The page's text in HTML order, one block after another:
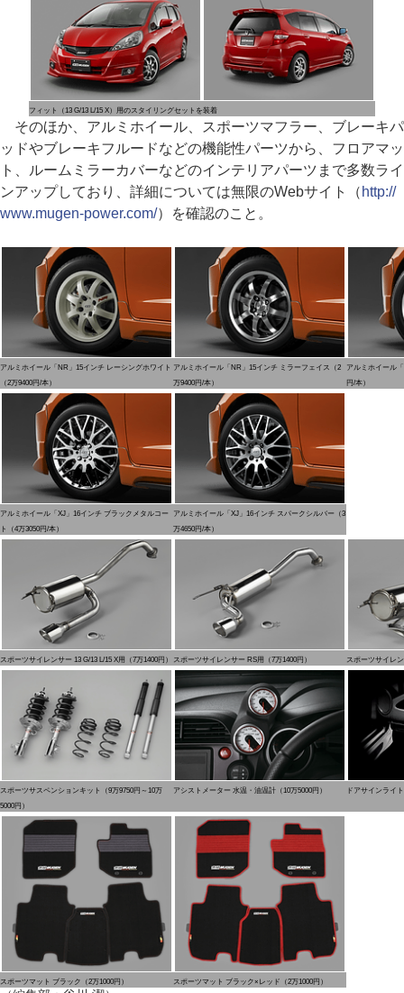
フィット（13 G/13 L/15 X）用のスタイリングセットを装着
そのほか、アルミホイール、スポーツマフラー、ブレーキパ
ッドやブレーキフルードなどの機能性パーツから、フロアマッ
ト、ルームミラーカバーなどのインテリアパーツまで多数ライ
ンアップしており、詳細については無限のWebサイト（ http://
www.mugen-power.com/）を確認のこと。
アルミホイール「NR」15インチ レーシングホワイト
（2万9400円/本）
アルミホイール「NR」15インチ ミラーフェイス（2
万9400円/本）
アルミホイール
円/本）
アルミホイール「XJ」16インチ ブラックメタルコー
ト（4万3050円/本）
アルミホイール「XJ」16インチ スパークシルバー（3
万4650円/本）
スポーツサイレンサー 13 G/13 L/15 X用（7万1400円） スポーツサイレンサー RS用（7万1400円） スポーツサイレ
スポーツサスペンションキット（9万9750円～10万
5000円）
アシストメーター 水温・油温計（10万5000円） ドアサインライ
スポーツマット ブラック（2万1000円） スポーツマット ブラック×レッド（2万1000円）